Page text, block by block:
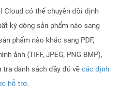
Cloud có thể chuyển đổi định
kỳ dòng sản phẩm nào sang
phẩm nào khác sang PDF,
ảnh (TIFF, JPEG, PNG BMP),
tra danh sách đầy đủ về các định
hỗ trợ.